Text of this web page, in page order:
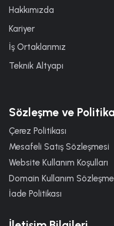
Hakkımızda
Kariyer
İş Ortaklarımız
Teknik Altyapı
Sözleşme ve
Çerez Politikası
Mesafeli Satış Sözleşmesi
Website Kullanım Koşulları
Domain Kullanım
İade Politikası